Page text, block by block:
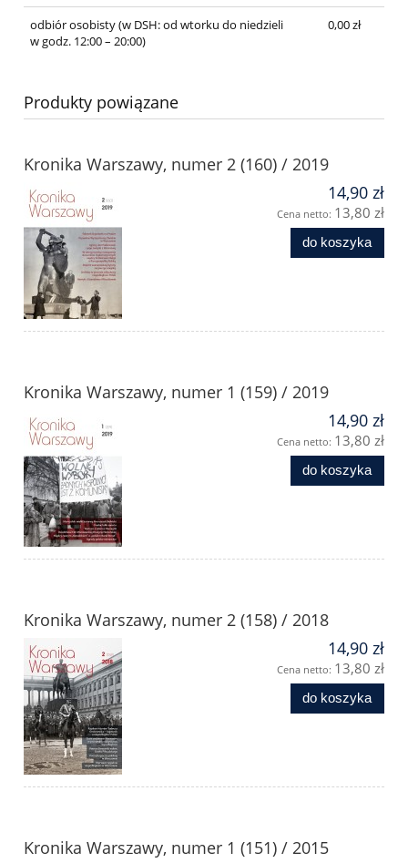
odbiór osobisty(w DSH: od wtorku do niedzieli
w godz. 12:00 – 20:00)
0,00 zł
Produkty powiązane
Kronika Warszawy, numer 2 (160) / 2019
14,90 zł
Cena netto: 13,80 zł
do koszyka
Kronika Warszawy, numer 1 (159) / 2019
14,90 zł
Cena netto: 13,80 zł
do koszyka
Kronika Warszawy, numer 2 (158) / 2018
14,90 zł
Cena netto: 13,80 zł
do koszyka
Kronika Warszawy, numer 1 (151) / 2015